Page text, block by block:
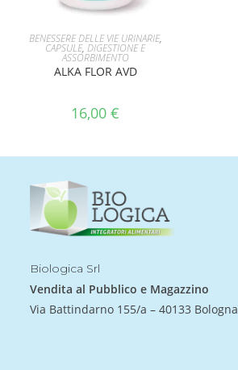
AGGIUNGI AL CARRELLO
BENESSERE DELLE VIE URINARIE,
CAPSULE,DIGESTIONE E
ASSORBIMENTO
ALKA FLOR AVD
16,00€
Biologica Srl
Vendita al Pubblico e Magazzino
Via Battindarno 155/a – 40133 Bologna